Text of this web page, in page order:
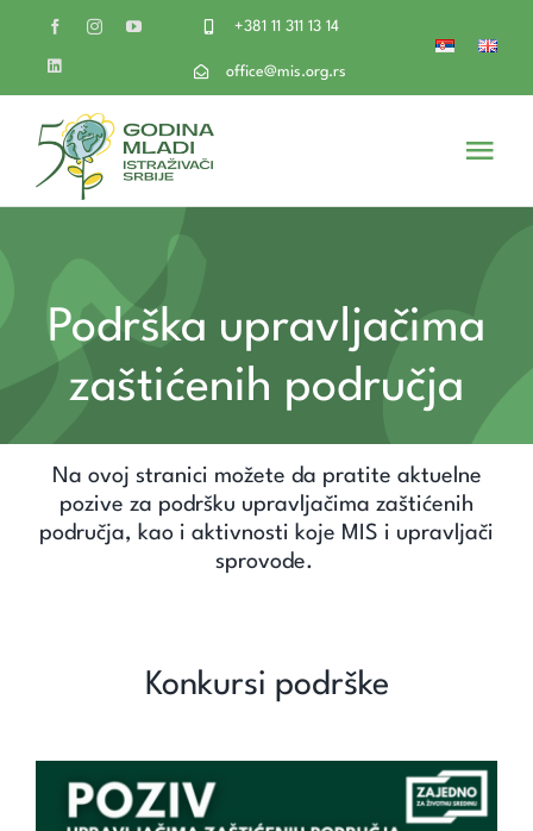
content
+381 11 311 13 14
office@mis.org.rs
Volontiraj
Imaš ideju
Naši projekti
Unapredi znanje
Search
Podrška upravljačima
zaštićenih područja
Na ovoj stranici možete da pratite aktuelne
pozive za podršku upravljačima zaštićenih
područja, kao i aktivnosti koje MIS i upravljači
sprovode.
Konkursi podrške